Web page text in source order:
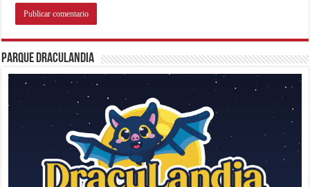
Parque Draculandia